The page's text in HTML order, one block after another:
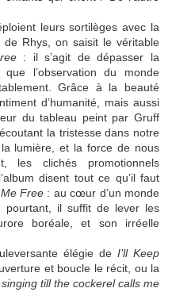
leurs sortilèges avec la
de Rhys , on saisit le véritable
: il s’agit de dépasser la
l’observation du monde
Grâce à la beauté
d’humanité, mais aussi
du tableau peint par Gruff
la tristesse dans notre
lumière, et la force de nous
les clichés promotionnels
disent tout ce qu’il faut
Free: au cœur d’un monde
pourtant, il suffit de lever les
boréale, et son irréelle
élégie deI’ll Keep
et boucle le récit, ou la
singing till the cockerel calls me